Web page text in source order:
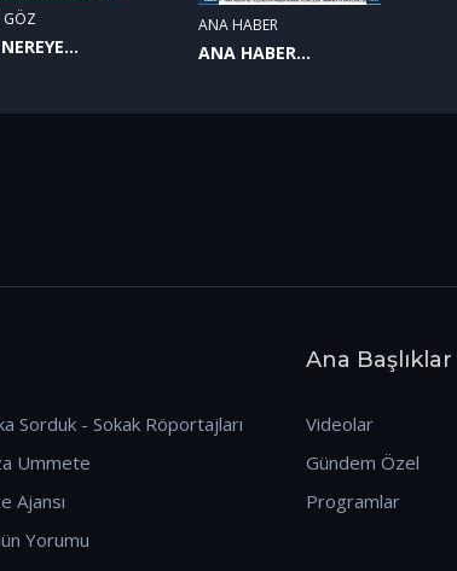
GÖZ ANA HABER
ANA HABER
Sorduk - Sokak Röportajları
Ummete
Ajansı
Yorumu
Ana Başlıklar
Videolar
Gündem Özel
Programlar